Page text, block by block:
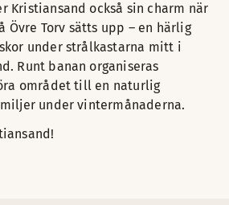
Kristiansand också sin charm när
Övre Torv sätts upp – en härlig
under strålkastarna mitt i
Runt banan organiseras
området till en naturlig
under vintermånaderna.